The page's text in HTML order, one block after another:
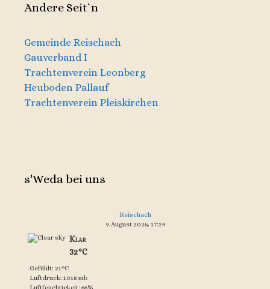
Andere Seit`n
Gemeinde Reischach
Gauverband I
Trachtenverein Leonberg
Heuboden Pallauf
Trachtenverein Pleiskirchen
s'Weda bei uns
Reischach
9. August 2026, 17:24
Klar
32°C
Gefühlt: 21°C
Luftdruck: 1018 mb